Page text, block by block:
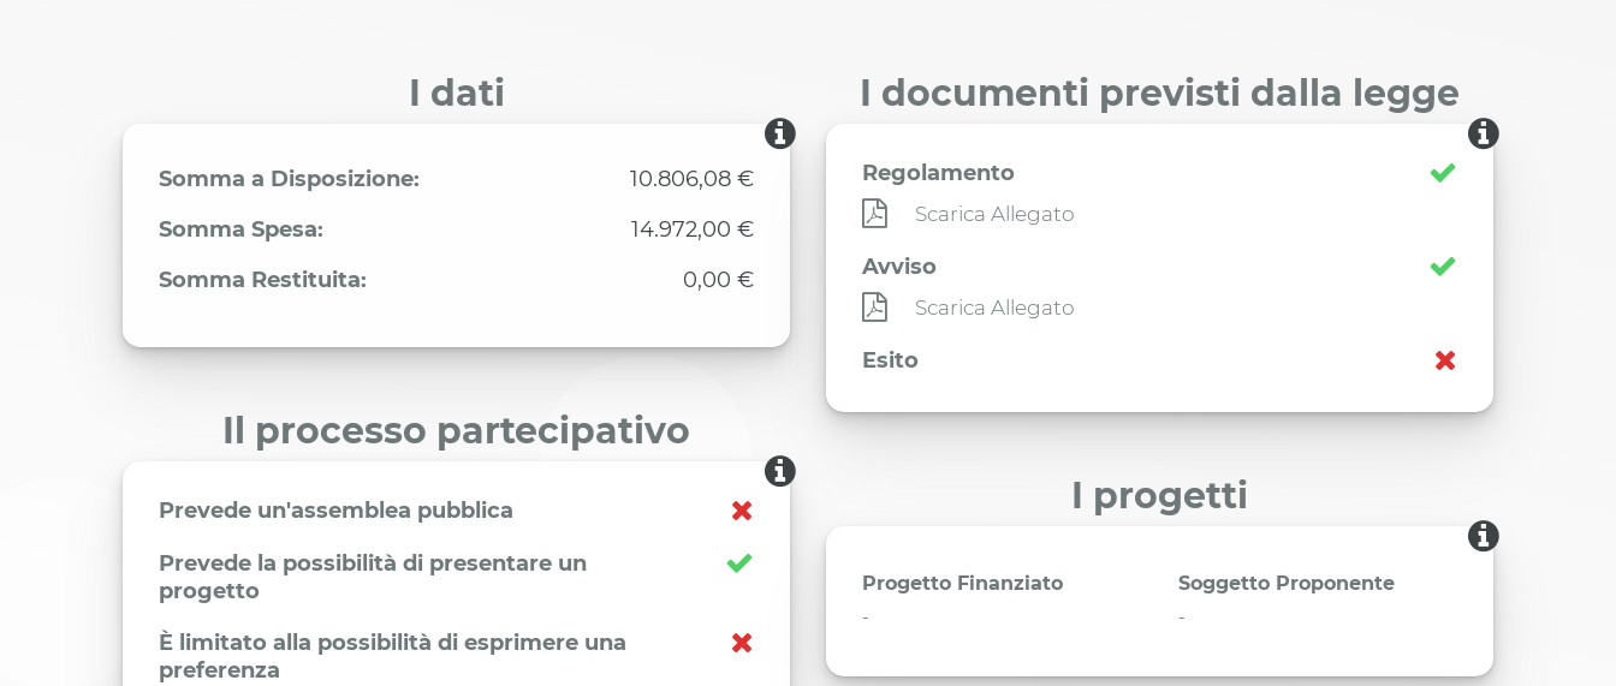
I dati
Somma a Disposizione:
10.806,08 €
Somma Spesa:
14.972,00 €
Somma Restituita:
0,00 €
I documenti previsti dalla legge
Regolamento
Scarica Allegato
Avviso
Scarica Allegato
Esito
Il processo partecipativo
Prevede un'assemblea pubblica
Prevede la possibilità di presentare un
progetto
È limitato alla possibilità di esprimere una
preferenza
I progetti
Progetto Finanziato
Soggetto Proponente
-
-